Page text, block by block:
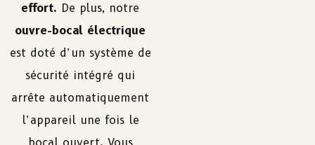
effort. De plus, notre
ouvre-bocal électrique
est doté d’un système de
sécurité intégré qui
arrête automatiquement
l’appareil une fois le